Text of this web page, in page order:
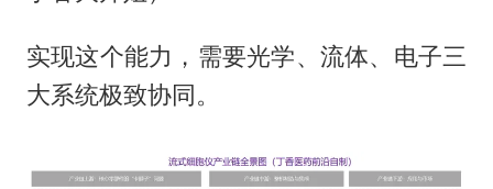
实现这个能力，需要光学、流体、电子三
大系统极致协同。